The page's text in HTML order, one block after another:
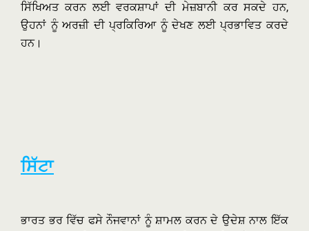
ਸਿੱਖਿਅਤ ਕਰਨ ਲਈ ਵਰਕਸ਼ਾਪਾਂ ਦੀ ਮੇਜ਼ਬਾਨੀ ਕਰ ਸਕਦੇ ਹਨ,
ਉਹਨਾਂ ਨੂੰ ਅਰਜ਼ੀ ਦੀ ਪ੍ਰਕਿਰਿਆ ਨੂੰ ਦੇਖਣ ਲਈ ਪ੍ਰਭਾਵਿਤ ਕਰਦੇ
ਹਨ।
ਸਿੱਟਾ
ਭਾਰਤ ਭਰ ਵਿੱਚ ਫਸੇ ਨੌਜਵਾਨਾਂ ਨੂੰ ਸ਼ਾਮਲ ਕਰਨ ਦੇ ਉਦੇਸ਼ ਨਾਲ ਇੱਕ